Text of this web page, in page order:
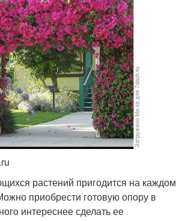
растений пригодится на каждом
приобрести готовую опору в
интереснее сделать ее